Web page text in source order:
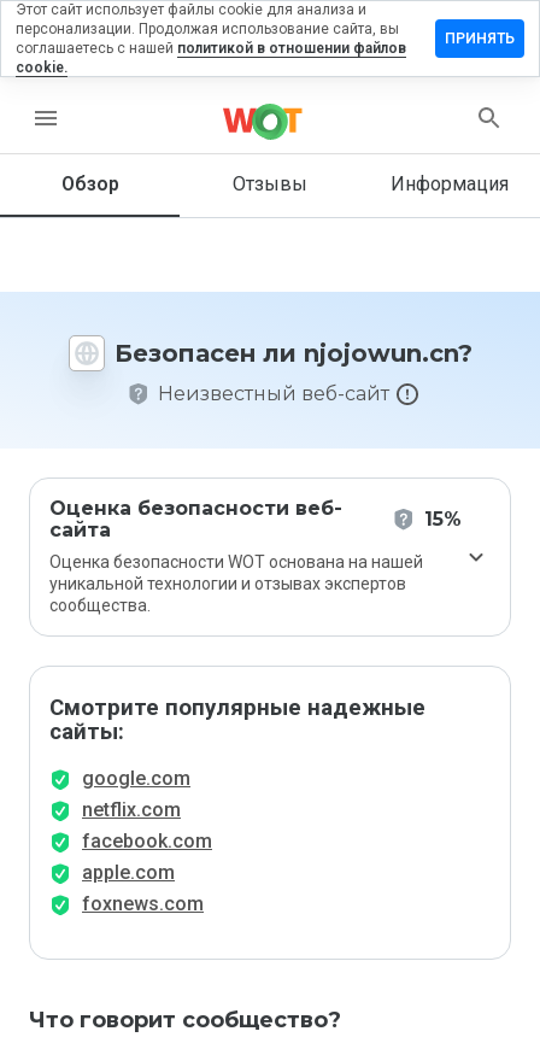
menu
Обзор Отзывы Информация
Безопасен ли njojowun.cn?
Неизвестный веб-сайт
Оценка безопасности веб-
сайта
15%
Оценка безопасности WOT основана на нашей
уникальной технологии и отзывах экспертов
сообщества.
Смотрите популярные надежные
сайты:
google.com
netflix.com
facebook.com
apple.com
foxnews.com
Что говорит сообщество?
на
Как бы
этот
1 до 5?
Этот сайт использует файлы cookie для анализа и
персонализации. Продолжая использование сайта, вы
соглашаетесь с нашей политикой в отношении файлов
cookie.
ПРИНЯТЬ